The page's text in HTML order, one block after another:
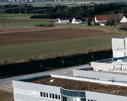
die Firmengruppe